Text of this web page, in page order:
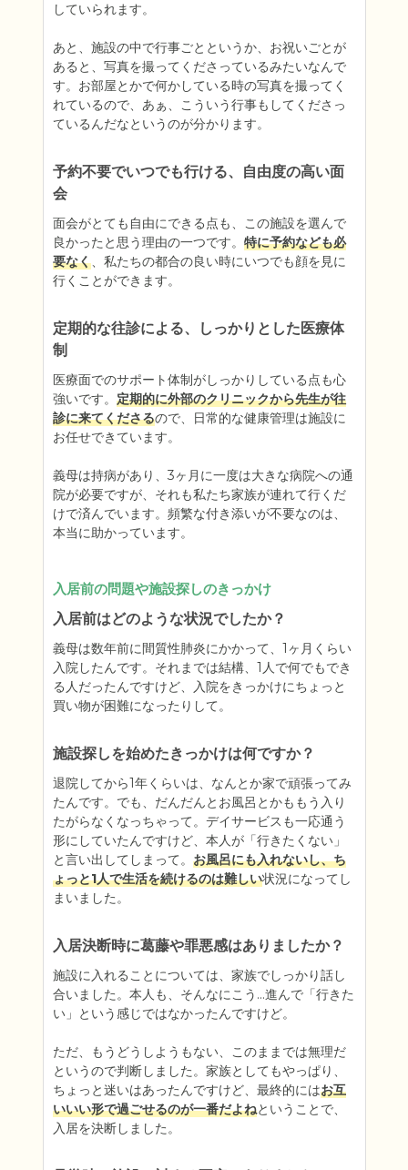
していられます。
あと、施設の中で行事ごとというか、お祝いごとが
あると、写真を撮ってくださっているみたいなんで
す。お部屋とかで何かしている時の写真を撮ってく
れているので、あぁ、こういう行事もしてくださっ
予約不要でいつでも行ける、自由度の高い面
会
面会がとても自由にできる点も、この施設を選んで
良かったと思う理由の一つです。 特に予約なども必
要なく、私たちの都合の良い時にいつでも顔を見に
行くことができます。
定期的な往診による、しっかりとした医療体
制
医療面でのサポート体制がしっかりしている点も心
強いです。 定期的に外部のクリニックから先生が往
診に来てくださるので、日常的な健康管理は施設に
お任せできています。
義母は持病があり、3ヶ月に一度は大きな病院への通
院が必要ですが、それも私たち家族が連れて行くだ
けで済んでいます。頻繁な付き添いが不要なのは、
本当に助かっています。
入居前の問題や施設探しのきっかけ
入居前はどのような状況でしたか？
義母は数年前に間質性肺炎にかかって、1ヶ月くらい
入院したんです。それまでは結構、1人で何でもでき
る人だったんですけど、入院をきっかけにちょっと
買い物が困難になったりして。
施設探しを始めたきっかけは何ですか？
退院してから1年くらいは、なんとか家で頑張ってみ
たんです。でも、だんだんとお風呂とかももう入り
たがらなくなっちゃって。デイサービスも一応通う
形にしていたんですけど、本人が「行きたくない」
と言い出してしまって。 お風呂にも入れないし、ち
ょっと1人で生活を続けるのは難しい状況になってし
まいました。
入居決断時に葛藤や罪悪感はありましたか？
施設に入れることについては、家族でしっかり話し
合いました。本人も、そんなにこう…進んで「行きた
い」という感じではなかったんですけど。
ただ、もうどうしようもない、このままでは無理だ
というので判断しました。家族としてもやっぱり、
ちょっと迷いはあったんですけど、最終的にはお互
いいい形で過ごせるのが一番だよねということで、
入居を決断しました。